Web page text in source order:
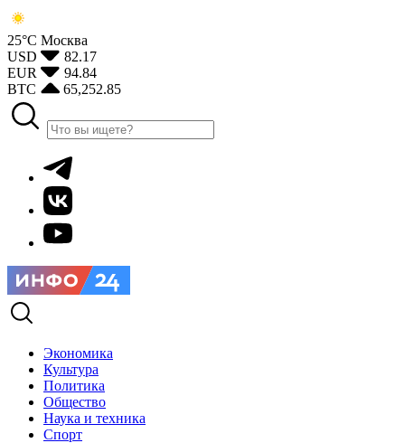
25°С Москва
USD
82.17
EUR
94.84
BTC
65,252.85
Экономика
Культура
Политика
Общество
Наука и техника
Спорт